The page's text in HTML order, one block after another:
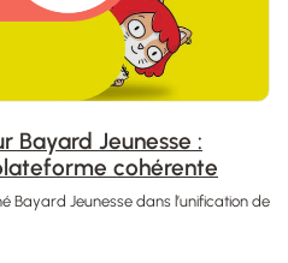
Bayard Jeunesse :
cohérente
Jeunesse dans l’unification de